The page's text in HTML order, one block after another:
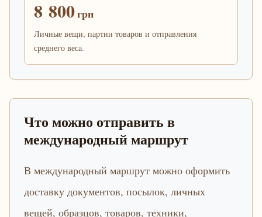
8 800грн
Личные вещи, партии товаров и отправления
среднего веса.
Что можно отправить в
международный маршрут
В международный маршрут можно оформить
доставку документов, посылок, личных
вещей, образцов, товаров, техники,